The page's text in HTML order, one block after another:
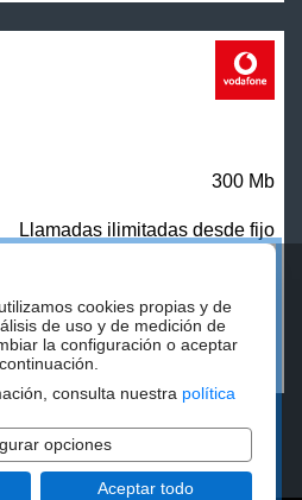
300 Mb
Llamadas ilimitadas desde fijo
27,00 €/mes
cookies propias y de
de uso y de medición de
la configuración o aceptar
consulta nuestra política
opciones
Aceptar todo